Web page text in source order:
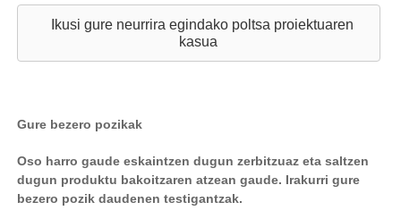
Ikusi gure neurrira egindako poltsa proiektuaren
kasua
Gure bezero pozikak
Oso harro gaude eskaintzen dugun zerbitzuaz eta saltzen
dugun produktu bakoitzaren atzean gaude. Irakurri gure
bezero pozik daudenen testigantzak.